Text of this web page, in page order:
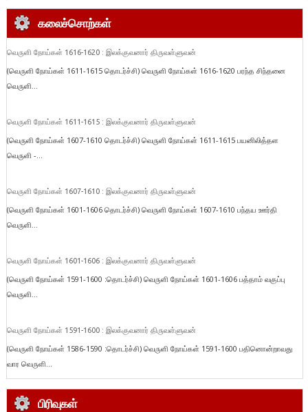
கலைச்சொற்கள்
வெருளி நோய்கள் 1616-1620 : இலக்குவனார் திருவள்ளுவன்
(வெருளி நோய்கள் 1611-1615 தொடர்ச்சி) வெருளி நோய்கள் 1616-1620 பரந்த சிந்தனை
வெருளி...
வெருளி நோய்கள் 1611-1615 : இலக்குவனார் திருவள்ளுவன்
(வெருளி நோய்கள் 1607-1610 தொடர்ச்சி) வெருளி நோய்கள் 1611-1615 பயனிலித்தள
வெருளி -...
வெருளி நோய்கள் 1607-1610 : இலக்குவனார் திருவள்ளுவன்
(வெருளி நோய்கள் 1601-1606 தொடர்ச்சி) வெருளி நோய்கள் 1607-1610 பந்தய ஊர்தி
வெருளி...
வெருளி நோய்கள் 1601-1606 : இலக்குவனார் திருவள்ளுவன்
(வெருளி நோய்கள் 1591-1600 :தொடர்ச்சி) வெருளி நோய்கள் 1601-1606 பத்தாம் வகுப்பு
வெருளி...
வெருளி நோய்கள் 1591-1600 : இலக்குவனார் திருவள்ளுவன்
(வெருளி நோய்கள் 1586-1590 :தொடர்ச்சி) வெருளி நோய்கள் 1591-1600 பதினொன்றாவது
வார வெருளி...
பிரிவுகள்